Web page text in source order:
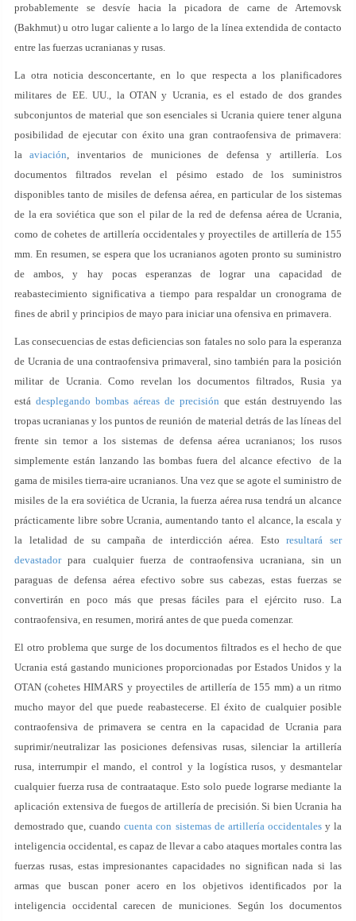
probablemente se desvíe hacia la picadora de carne de Artemovsk
(Bakhmut) u otro lugar caliente a lo largo de la línea extendida de contacto
entre las fuerzas ucranianas y rusas.
La otra noticia desconcertante, en lo que respecta a los planificadores
militares de EE. UU., la OTAN y Ucrania, es el estado de dos grandes
subconjuntos de material que son esenciales si Ucrania quiere tener alguna
posibilidad de ejecutar con éxito una gran contraofensiva de primavera:
laaviación , inventarios de municiones de defensa y artillería. Los
documentos filtrados revelan el pésimo estado de los suministros
disponibles tanto de misiles de defensa aérea, en particular de los sistemas
de la era soviética que son el pilar de la red de defensa aérea de Ucrania,
como de cohetes de artillería occidentales y proyectiles de artillería de 155
mm. En resumen, se espera que los ucranianos agoten pronto su suministro
de ambos, y hay pocas esperanzas de lograr una capacidad de
reabastecimiento significativa a tiempo para respaldar un cronograma de
fines de abril y principios de mayo para iniciar una ofensiva en primavera.
Las consecuencias de estas deficiencias son fatales no solo para la esperanza
de Ucrania de una contraofensiva primaveral, sino también para la posición
militar de Ucrania. Como revelan los documentos filtrados, Rusia ya
está desplegando bombas aéreas de precisión que están destruyendo las
tropas ucranianas y los puntos de reunión de material detrás de las líneas del
frente sin temor a los sistemas de defensa aérea ucranianos; los rusos
simplemente están lanzando las bombas fuera del alcance efectivo de la
gama de misiles tierra-aire ucranianos. Una vez que se agote el suministro de
misiles de la era soviética de Ucrania, la fuerza aérea rusa tendrá un alcance
prácticamente libre sobre Ucrania, aumentando tanto el alcance, la escala y
la letalidad de su campaña de interdicción aérea. Estoresultará ser
devastadorpara cualquier fuerza de contraofensiva ucraniana, sin un
paraguas de defensa aérea efectivo sobre sus cabezas, estas fuerzas se
convertirán en poco más que presas fáciles para el ejército ruso. La
contraofensiva, en resumen, morirá antes de que pueda comenzar.
El otro problema que surge de los documentos filtrados es el hecho de que
Ucrania está gastando municiones proporcionadas por Estados Unidos y la
OTAN (cohetes HIMARS y proyectiles de artillería de 155 mm) a un ritmo
mucho mayor del que puede reabastecerse. El éxito de cualquier posible
contraofensiva de primavera se centra en la capacidad de Ucrania para
suprimir/neutralizar las posiciones defensivas rusas, silenciar la artillería
rusa, interrumpir el mando, el control y la logística rusos, y desmantelar
cualquier fuerza rusa de contraataque. Esto solo puede lograrse mediante la
aplicación extensiva de fuegos de artillería de precisión. Si bien Ucrania ha
demostrado que, cuandocuenta con sistemas de artillería occidentalesy la
inteligencia occidental, es capaz de llevar a cabo ataques mortales contra las
fuerzas rusas, estas impresionantes capacidades no significan nada si las
armas que buscan poner acero en los objetivos identificados por la
inteligencia occidental carecen de municiones. Según los documentos